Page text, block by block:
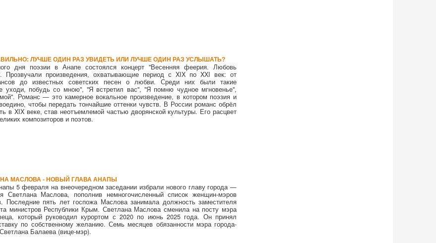
ЛУЧШЕ ОДИН РАЗ УВИДЕТЬ ИЛИ ЛУЧШЕ ОДИН РАЗ УСЛЫШАТЬ?
дня поэзии в Анапе состоялся концерт "Весенняя феерия. Любовь
Прозвучали произведения, охватывающие период с XIX по XXI век: от
до известных советских песен о любви. Среди них были такие
уходи, побудь со мною", "Я встретил вас", "Я помню чудное мгновенье",
Романс — это камерное вокальное произведение, в котором поэзия и
чтобы передать тончайшие оттенки чувств. В России романс обрёл
в XIX веке, став неотъемлемой частью дворянской культуры. Его расцвет
композиторов и поэтов.
МАСЛОВА - НОВЫЙ ГЛАВА АНАПЫ
5 февраля на внеочередном заседании избрали нового главу города —
Светлана Маслова, пополнив немногочисленный список женщин-мэров
Последние пять лет госпожа Маслова занимала должность заместителя
министров Республики Крым. Светлана Маслова сменила на посту мэра
который руководил курортом с 2020 по июнь 2025 года. Он принял
по собственному желанию. Семь месяцев обязанности мэра города-
Балаева (вице-мэр).